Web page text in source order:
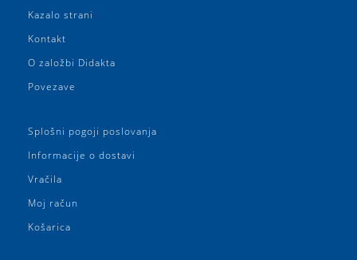
Kazalo strani
Kontakt
O založbi Didakta
Povezave
Splošni pogoji poslovanja
Informacije o dostavi
Vračila
Moj račun
Košarica